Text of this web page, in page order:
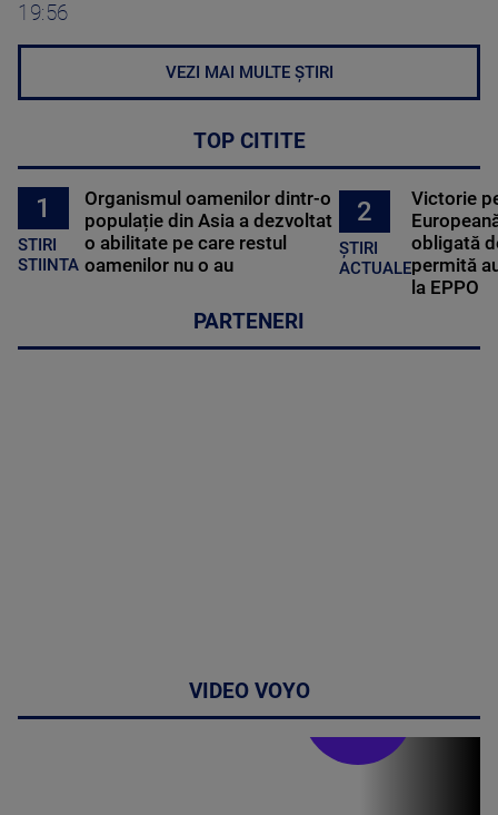
19:56
VEZI MAI MULTE ȘTIRI
TOP CITITE
1
STIRI
STIINTA
Organismul oamenilor dintr-o
populație din Asia a dezvoltat
o abilitate pe care restul
oamenilor nu o au
2
ȘTIRI
ACTUALE
Victorie
obligată
permită
la EPPO
PARTENERI
VIDEO VOYO